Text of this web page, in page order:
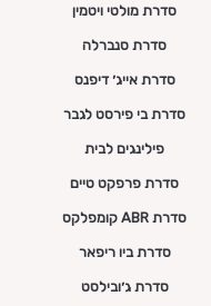
סדרת מולטי ויטמין
סדרת סנברלה
סדרת אייג׳ דיפנס
סדרת בי פירסט לגבר
פילינגים לבית
סדרת פרפקט טיים
סדרת ABR קומפלקס
סדרת ביו ריפאר
סדרת ג׳ובילסט